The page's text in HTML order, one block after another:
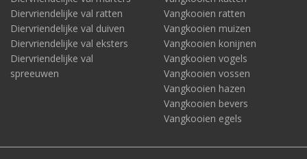
Diervriendelijke val ratten
Diervriendelijke val duiven
Diervriendelijke val eksters
Diervriendelijke val
spreeuwen
Vangkooien ratten
Vangkooien muizen
Vangkooien konijnen
Vangkooien vogels
Vangkooien vossen
Vangkooien hazen
Vangkooien bevers
Vangkooien egels